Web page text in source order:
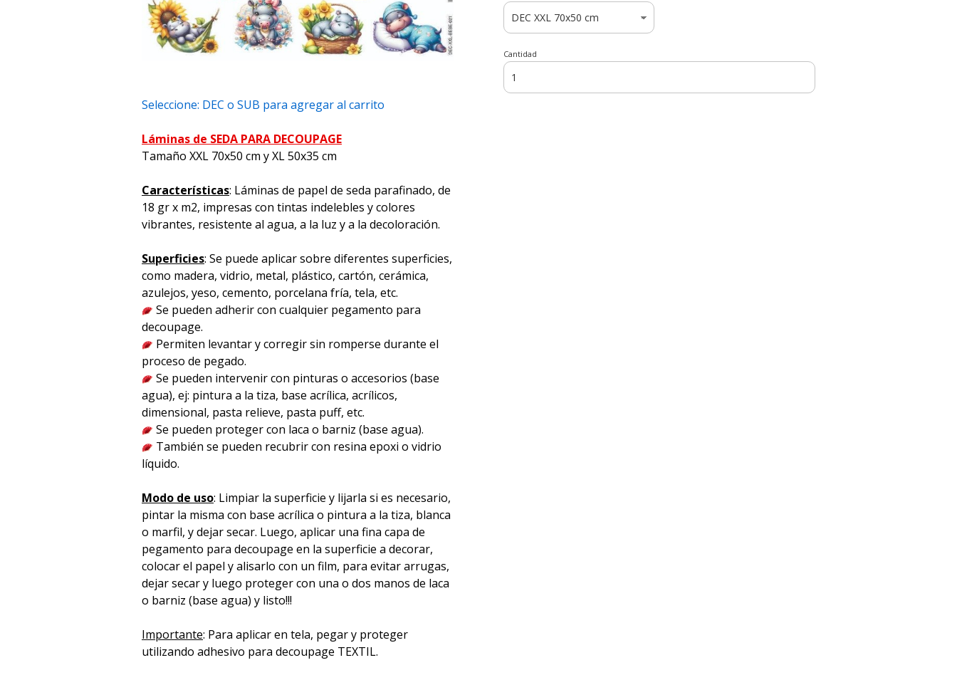
Seleccione: DEC o SUB para agregar al carrito
Láminas de SEDA PARA DECOUPAGE
Tamaño XXL 70x50 cm y XL 50x35 cm
Características: Láminas de papel de seda parafinado, de
18 gr x m2, impresas con tintas indelebles y colores
vibrantes, resistente al agua, a la luz y a la decoloración.
Superficies: Se puede aplicar sobre diferentes superficies,
como madera, vidrio, metal, plástico, cartón, cerámica,
azulejos, yeso, cemento, porcelana fría, tela, etc.
Se pueden adherir con cualquier pegamento para
decoupage.
Permiten levantar y corregir sin romperse durante el
proceso de pegado.
Se pueden intervenir con pinturas o accesorios (base
agua), ej: pintura a la tiza, base acrílica, acrílicos,
dimensional, pasta relieve, pasta puff, etc.
Se pueden proteger con laca o barniz (base agua).
También se pueden recubrir con resina epoxi o vidrio
líquido.
Modo de uso: Limpiar la superficie y lijarla si es necesario,
pintar la misma con base acrílica o pintura a la tiza, blanca
o marfil, y dejar secar. Luego, aplicar una fina capa de
pegamento para decoupage en la superficie a decorar,
colocar el papel y alisarlo con un film, para evitar arrugas,
dejar secar y luego proteger con una o dos manos de laca
o barniz (base agua) y listo!!!
Importante: Para aplicar en tela, pegar y proteger
utilizando adhesivo para decoupage TEXTIL.
Cantidad